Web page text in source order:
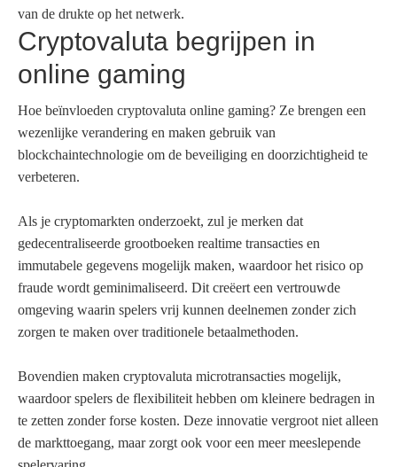
van de drukte op het netwerk.
Cryptovaluta begrijpen in
online gaming
Hoe beïnvloeden cryptovaluta online gaming? Ze brengen een
wezenlijke verandering en maken gebruik van
blockchaintechnologie om de beveiliging en doorzichtigheid te
verbeteren.
Als je cryptomarkten onderzoekt, zul je merken dat
gedecentraliseerde grootboeken realtime transacties en
immutabele gegevens mogelijk maken, waardoor het risico op
fraude wordt geminimaliseerd. Dit creëert een vertrouwde
omgeving waarin spelers vrij kunnen deelnemen zonder zich
zorgen te maken over traditionele betaalmethoden.
Bovendien maken cryptovaluta microtransacties mogelijk,
waardoor spelers de flexibiliteit hebben om kleinere bedragen in
te zetten zonder forse kosten. Deze innovatie vergroot niet alleen
de markttoegang, maar zorgt ook voor een meer meeslepende